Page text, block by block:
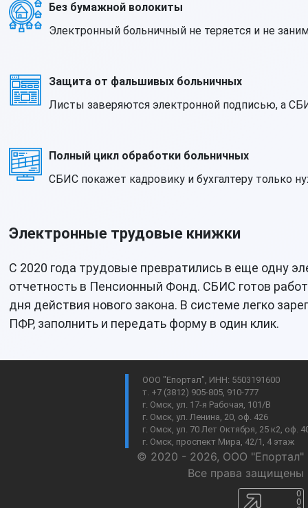
Без бумажной волокиты
Электронный больничный не теряется и не
Защита от фальшивых больничных
Листы заверяются электронной подписью, а
Полный цикл обработки больничных
СБИС покажет кадровику и бухгалтеру только
Электронные трудовые книжки
С 2020 года трудовые превратились в еще одну
отчетность в Пенсионный Фонд. СБИС готов
дня действия нового закона. В системе легко
ПФР, заполнить и передать форму в один клик.
ООО "Епортал", ИНН: 5503191600
т. +7 (3812) 905-805, 910-777
г. Омск, ул. 17-я Рабочая, 101/В
г. Омск, ул. Ленина, 20, оф. 426
г. Омск, ул. 70 Лет Октября, 25 к2, оф.
г. Омск, проспект Мира, 42/1, 4 этаж
© 2020 - 2026, ООО "Епортал"
Все права защищены
0
0